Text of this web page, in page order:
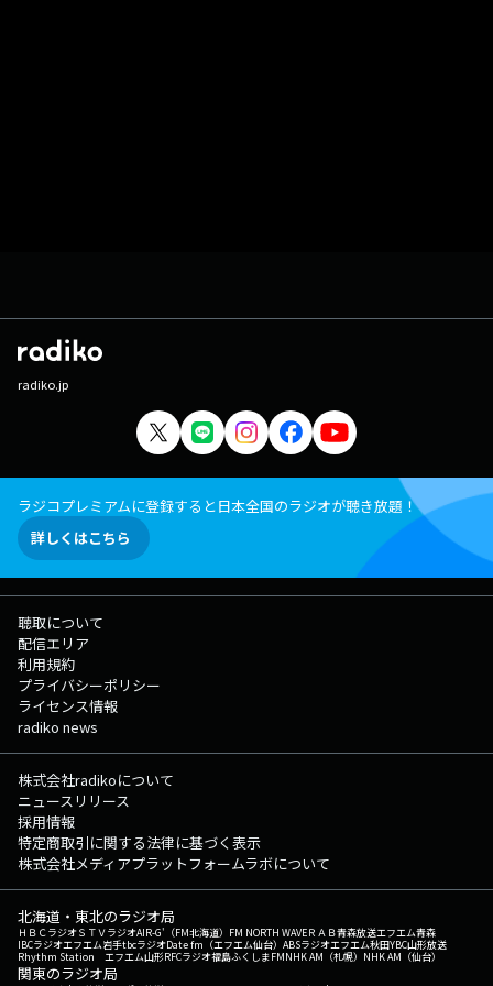
radiko.jp
ラジコプレミアムに登録すると日本全国のラジオが聴き放題！
詳しくはこちら
聴取について
配信エリア
利用規約
プライバシーポリシー
ライセンス情報
radiko news
株式会社radikoについて
ニュースリリース
採用情報
特定商取引に関する法律に基づく表示
株式会社メディアプラットフォームラボについて
北海道・東北のラジオ局
ＨＢＣラジオＳＴＶラジオAIR-G'（FM北海道） FM NORTH WAVEＲＡＢ青森放送エフエム青森
IBCラジオエフエム岩手tbcラジオDate fm（エフエム仙台） ABSラジオエフエム秋田YBC山形放送
Rhythm Station エフエム山形RFCラジオ福島ふくしまFMNHK AM（札幌） NHK AM（仙台）
関東のラジオ局